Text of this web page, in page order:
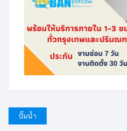
ปั๊มน้ำ